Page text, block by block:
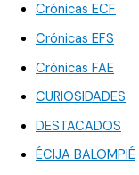
Crónicas ECF
Crónicas EFS
Crónicas FAE
CURIOSIDADES
DESTACADOS
ÉCIJA BALOMPIÉ